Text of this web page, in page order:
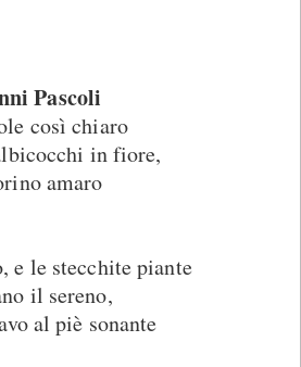
Pascoli
così chiaro
in fiore,
amaro
e le stecchite piante
il sereno,
al piè sonante